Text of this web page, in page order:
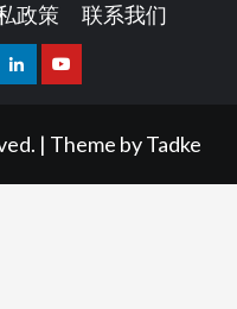
政策 联系我们
LinkedinYoutube
| Theme byTadke